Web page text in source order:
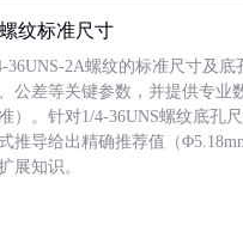
纹标准尺寸
36UNS-2A螺纹的标准尺寸及底
公差等关键参数，并提供专业
）。针对1/4-36UNS螺纹底孔
推导给出精确推荐值（
展知识。